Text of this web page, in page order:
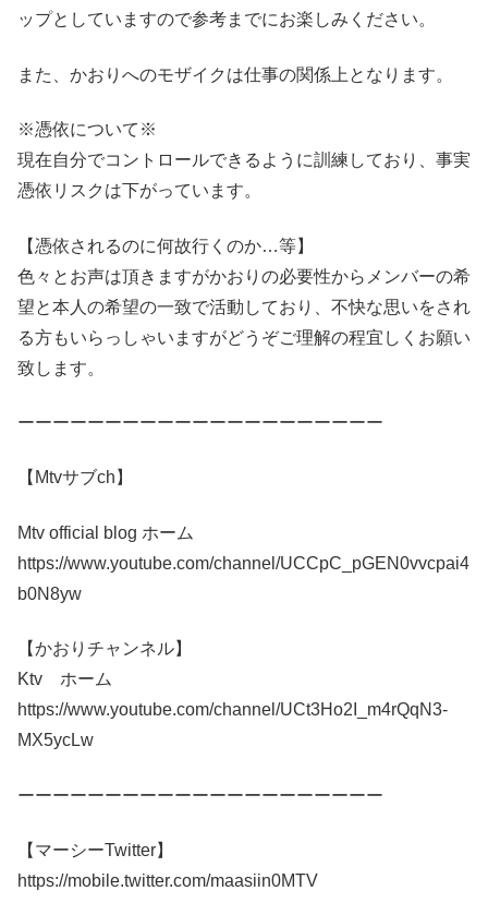
ップとしていますので参考までにお楽しみください。
また、かおりへのモザイクは仕事の関係上となります。
※憑依について※
現在自分でコントロールできるように訓練しており、事実
憑依リスクは下がっています。
【憑依されるのに何故行くのか…等】
色々とお声は頂きますがかおりの必要性からメンバーの希
望と本人の希望の一致で活動しており、不快な思いをされ
る方もいらっしゃいますがどうぞご理解の程宜しくお願い
致します。
ーーーーーーーーーーーーーーーーーーーーー
【Mtvサブch】
Mtv official blog ホーム
https://www.youtube.com/channel/UCCpC_pGEN0vvcpai4
b0N8yw
【かおりチャンネル】
Ktv ホーム
https://www.youtube.com/channel/UCt3Ho2I_m4rQqN3-
MX5ycLw
ーーーーーーーーーーーーーーーーーーーーー
【マーシーTwitter】
https://mobile.twitter.com/maasiin0MTV